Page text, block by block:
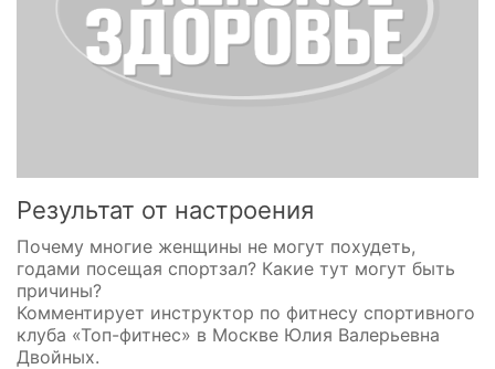
Результат от настроения
Почему многие женщины не могут похудеть,
годами посещая спортзал? Какие тут могут быть
причины?
Комментирует инструктор по фитнесу спортивного
клуба «Топ-фитнес» в Москве Юлия Валерьевна
Двойных.